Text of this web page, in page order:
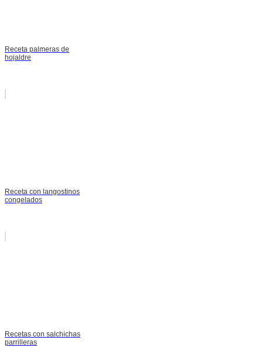
Receta palmeras de
hojaldre
Receta con langostinos
congelados
Recetas con salchichas
parrilleras